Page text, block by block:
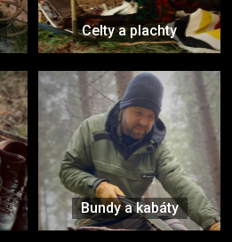
Celty a plachty
Bundy a kabáty